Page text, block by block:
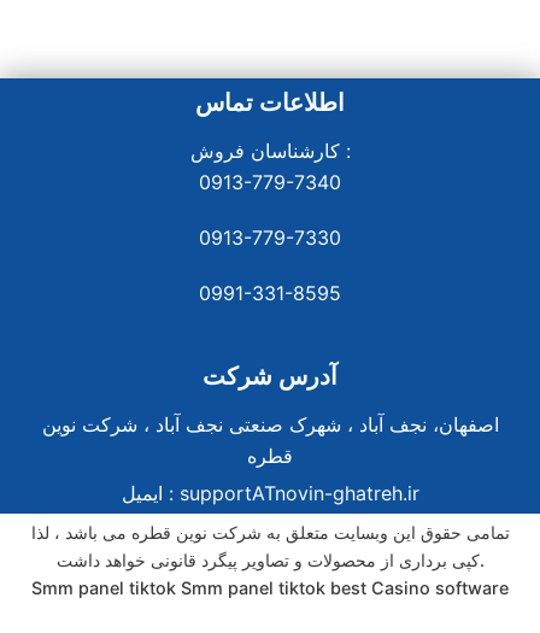
اطلاعات تماس
کارشناسان فروش :
0913-779-7340
0913-779-7330
0991-331-8595
آدرس شرکت
اصفهان، نجف آباد ، شهرک صنعتی نجف آباد ، شرکت نوین
قطره
ایمیل : supportATnovin-ghatreh.ir
تمامی حقوق این وبسایت متعلق به شرکت نوین قطره می باشد ، لذا
کپی برداری از محصولات و تصاویر پیگرد قانونی خواهد داشت.
Smm panel tiktok Smm panel tiktok best Casino software